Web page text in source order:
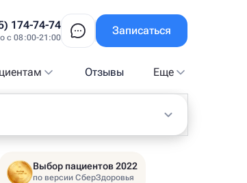
174-74-74
с 08:00-21:00
Записаться
Отзывы Еще
Выбор пациентов 2022
по версии СберЗдоровья